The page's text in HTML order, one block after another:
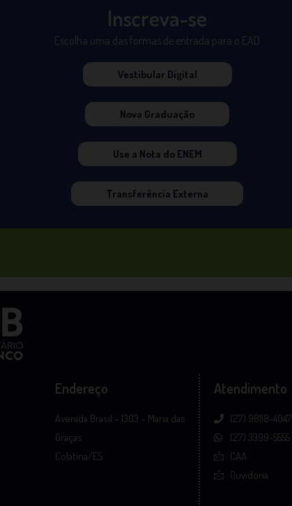
Inscreva-se
Escolha uma das formas de entrada para o EAD
Vestibular Digital
Nova Graduação
Use a Nota do ENEM
Transferência Externa
Endereço
Avenida Brasil – 1303 – Maria das
Graças
Colatina/ES
Atendimento
(27) 98118-4047
(27) 3399-5555
CAA
Ouvidoria